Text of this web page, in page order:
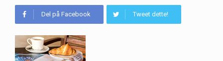
Del på Facebook Tweet dette!